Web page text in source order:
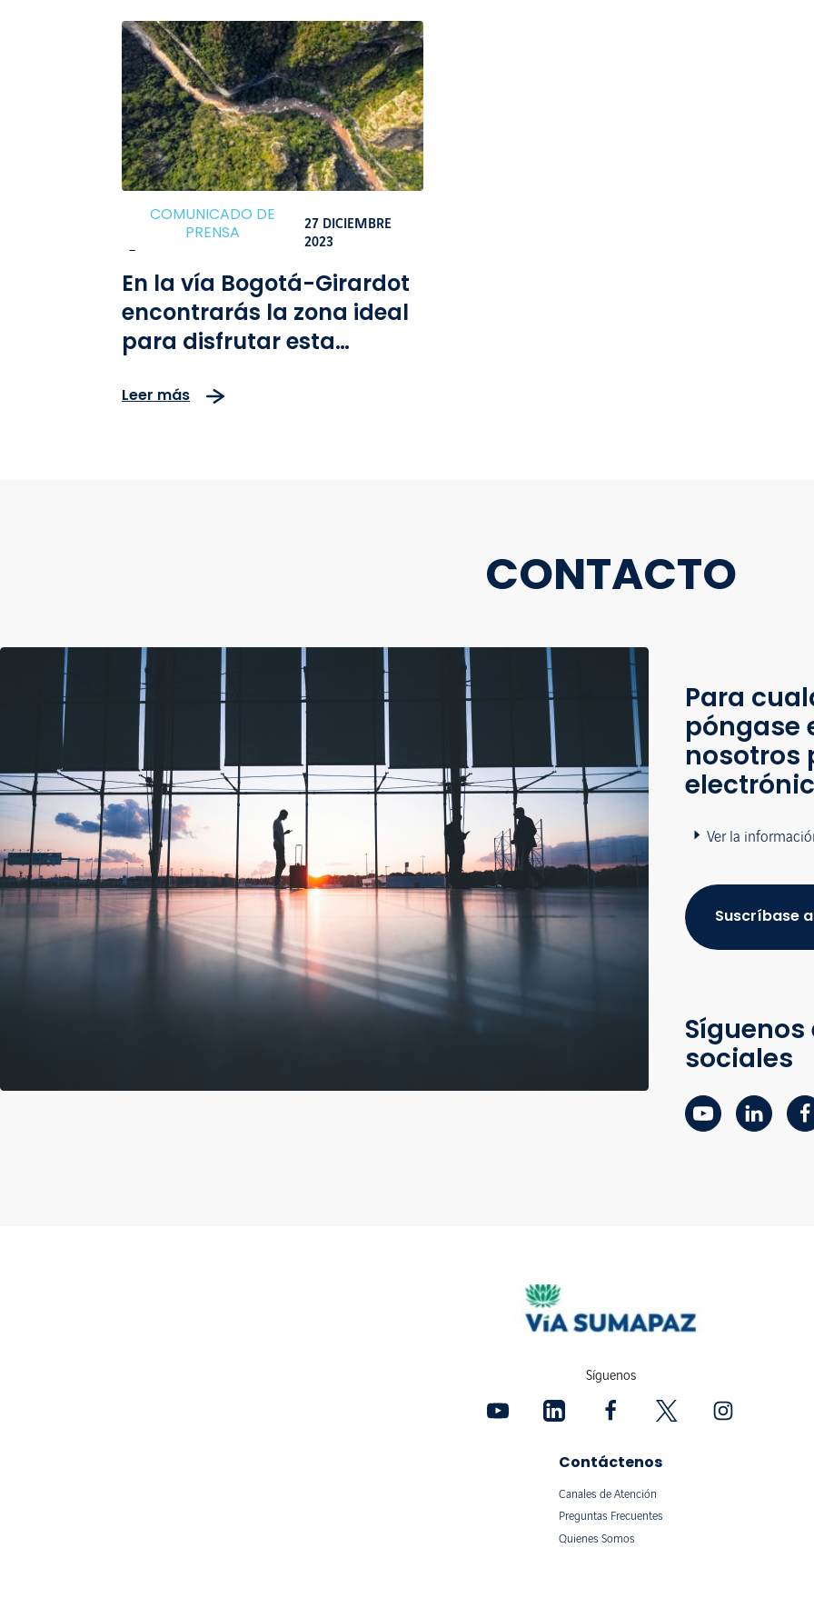
COMUNICADO DE
PRENSA
-
27 DICIEMBRE
2023
En la vía Bogotá-Girardot
encontrarás la zona ideal
para disfrutar esta
Leer más
CONTACTO
Para
póngase
nosotros
Ver la
Suscríbase
sociales
Síguenos
Contáctenos
Canales de Atención
Preguntas Frecuentes
Quienes Somos